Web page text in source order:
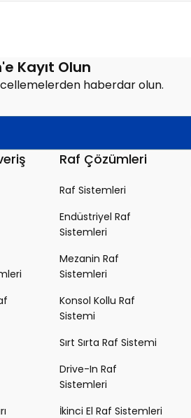
Kayıt Olun
haberdar olun.
Raf Çözümleri
Raf Sistemleri
Endüstriyel Raf
Sistemleri
Mezanin Raf
Sistemleri
Konsol Kollu Raf
Sistemi
Sırt Sırta Raf Sistemi
Drive-In Raf
Sistemleri
İkinci El Raf Sistemleri